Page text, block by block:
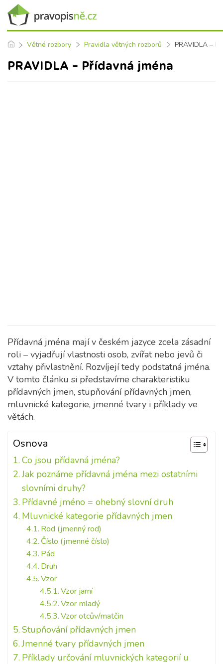
Větné rozbory Pravidla větných rozborů PRAVIDLA –
PRAVIDLA – Přídavná jména
Přídavná jména mají v českém jazyce zcela zásadní
roli – vyjadřují vlastnosti osob, zvířat nebo jevů či
vztahy přivlastnění. Rozvíjejí tedy podstatná jména.
V tomto článku si představíme charakteristiku
přídavných jmen, stupňování přídavných jmen,
mluvnické kategorie, jmenné tvary i příklady ve
větách.
Osnova
Co jsou přídavná jména?
Jak poznáme přídavná jména mezi ostatními
slovními druhy?
Přídavné jméno = ohebný slovní druh
Mluvnické kategorie přídavných jmen
Rod (jmenný rod)
Číslo (jmenné číslo)
Pád
Druh
Vzor
Vzor jarní
Vzor mladý
Vzor otcův/matčin
Stupňování přídavných jmen
Jmenné tvary přídavných jmen
Příklady určování mluvnických kategorií u